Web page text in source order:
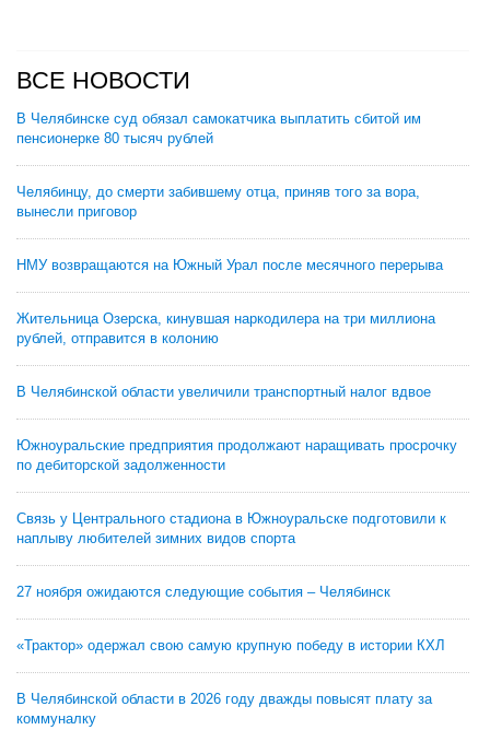
ВСЕ НОВОСТИ
В Челябинске суд обязал самокатчика выплатить сбитой им
пенсионерке 80 тысяч рублей
Челябинцу, до смерти забившему отца, приняв того за вора,
вынесли приговор
НМУ возвращаются на Южный Урал после месячного перерыва
Жительница Озерска, кинувшая наркодилера на три миллиона
рублей, отправится в колонию
В Челябинской области увеличили транспортный налог вдвое
Южноуральские предприятия продолжают наращивать просрочку
по дебиторской задолженности
Связь у Центрального стадиона в Южноуральске подготовили к
наплыву любителей зимних видов спорта
27 ноября ожидаются следующие события – Челябинск
«Трактор» одержал свою самую крупную победу в истории КХЛ
В Челябинской области в 2026 году дважды повысят плату за
коммуналку